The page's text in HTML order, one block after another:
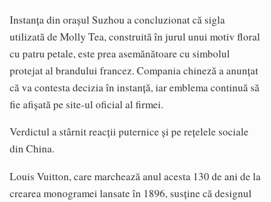
Instanța din orașul Suzhou a concluzionat că sigla
utilizată de Molly Tea, construită în jurul unui motiv floral
cu patru petale, este prea asemănătoare cu simbolul
protejat al brandului francez. Compania chineză a anunțat
că va contesta decizia în instanță, iar emblema continuă să
fie afișată pe site-ul oficial al firmei.
Verdictul a stârnit reacții puternice și pe rețelele sociale
din China.
Louis Vuitton, care marchează anul acesta 130 de ani de la
crearea monogramei lansate în 1896, susține că designul